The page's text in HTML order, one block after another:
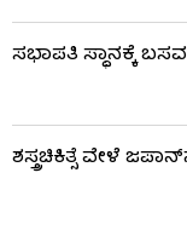
ಸಭಾಪತಿ ಸ್ಥಾನಕ್ಕೆ
ಶಸ್ತ್ರಚಿಕಿತ್ಸೆ ವೇಳೆ